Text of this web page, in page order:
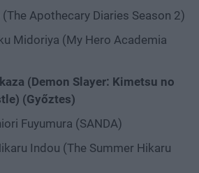
Apothecary Diaries Season 2)
Midoriya (My Hero Academia
(Demon Slayer: Kimetsu no
(Győztes)
Fuyumura (SANDA)
Indou (The Summer Hikaru